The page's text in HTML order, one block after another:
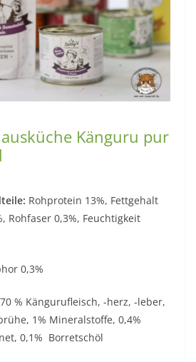
Känguru pur
Rohprotein 13%, Fettgehalt
Rohfaser 0,3%, Feuchtigkeit
0,3%
70 % Kängurufleisch, -herz, -leber,
1% Mineralstoffe, 0,4%
0,1% Borretschöl